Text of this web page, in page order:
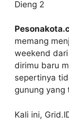
memang
weekend
dirimu baru
sepertinya
gunung yang
Kali ini,